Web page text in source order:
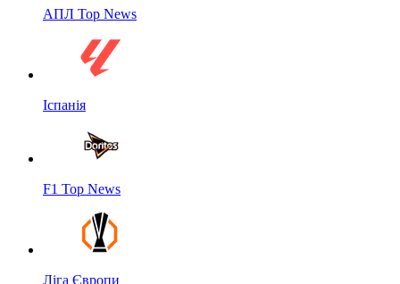
АПЛ Top News
Іспанія
F1 Top News
Ліга Європи